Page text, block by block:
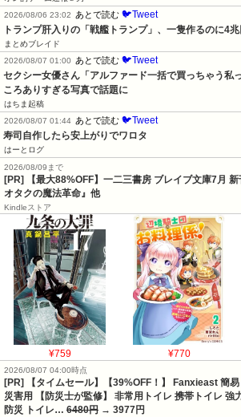
2026/08/06 23:02
あとで読む 🐦Tweet
トランプ肝入りの「戦艦トランプ」、一隻作るのに4
まとめブレイド
2026/08/07 01:00
あとで読む 🐦Tweet
セクシー女優さん「アルファード一括で買っちゃう私
ころありすぎる写真で話題に
はちま起稿
2026/08/07 01:44 あとで読む 🐦Tweet
寿司自作したら安上がりでワロタ
はーとログ
2026/08/09まで
[PR] 【最大88%OFF】一二三書房 ブレイブ文庫7月
オタクの魔法革命』他
Kindleストア
¥759 ¥770
2026/08/07 04:00時点
[PR] 【タイムセール】【39%OFF！】 Fanxieast 簡
災害用 【防災士が監修】 非常用トイレ 携帯トイレ 強
防災 トイレ… 6480円 → 3977円